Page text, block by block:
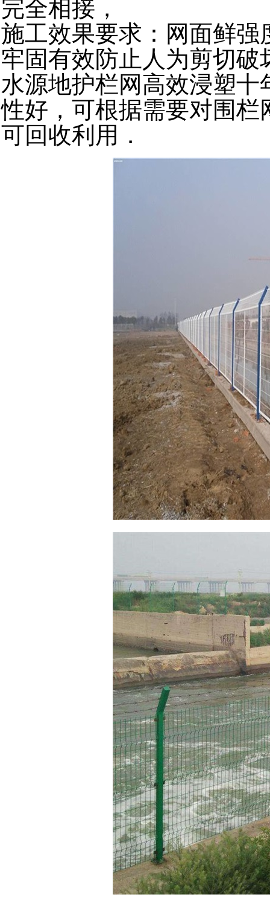
完全相接，
施工效果要求：网面鲜
牢固有效防止人为剪切破
水源地护栏网高效浸塑
性好，可根据需要对围
可回收利用．